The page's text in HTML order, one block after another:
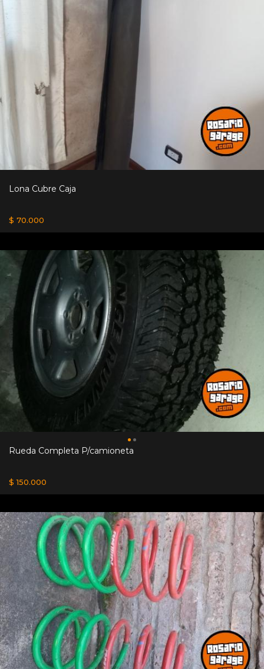
Lona Cubre Caja
$ 70.000
Rueda Completa P/camioneta
$ 150.000